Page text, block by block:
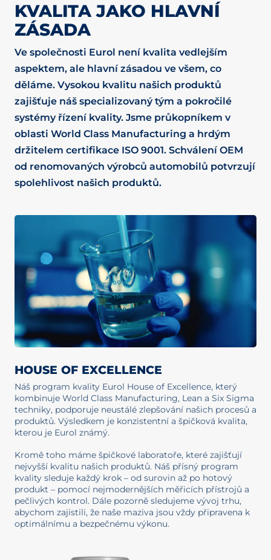
KVALITA JAKO HLAVNÍ
ZÁSADA
Ve společnosti Eurol není kvalita vedlejším
aspektem, ale hlavní zásadou ve všem, co
děláme. Vysokou kvalitu našich produktů
zajišťuje náš specializovaný tým a pokročilé
systémy řízení kvality. Jsme průkopníkem v
oblasti World Class Manufacturing a hrdým
držitelem certifikace ISO 9001. Schválení OEM
od renomovaných výrobců automobilů potvrzují
spolehlivost našich produktů.
HOUSE OF EXCELLENCE
Náš program kvality Eurol House of Excellence, který
kombinuje World Class Manufacturing, Lean a Six Sigma
techniky, podporuje neustálé zlepšování našich procesů a
produktů. Výsledkem je konzistentní a špičková kvalita,
kterou je Eurol známý.
Kromě toho máme špičkové laboratoře, které zajišťují
nejvyšší kvalitu našich produktů. Náš přísný program
kvality sleduje každý krok – od surovin až po hotový
produkt – pomocí nejmodernějších měřicích přístrojů a
pečlivých kontrol. Dále pozorně sledujeme vývoj trhu,
abychom zajistili, že naše maziva jsou vždy připravena k
optimálnímu a bezpečnému výkonu.